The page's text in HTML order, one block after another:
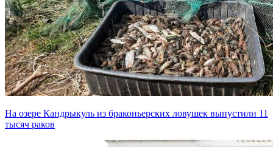
На озере Кандрыкуль из браконьерских ловушек выпустили 11
тысяч раков